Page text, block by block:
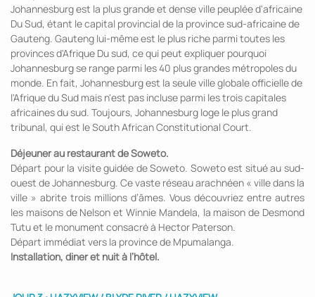
Johannesburg est la plus grande et dense ville peuplée d'africaine
Du Sud, étant le capital provincial de la province sud-africaine de
Gauteng. Gauteng lui-même est le plus riche parmi toutes les
provinces d'Afrique Du sud, ce qui peut expliquer pourquoi
Johannesburg se range parmi les 40 plus grandes métropoles du
monde. En fait, Johannesburg est la seule ville globale officielle de
l'Afrique du Sud mais n'est pas incluse parmi les trois capitales
africaines du sud. Toujours, Johannesburg loge le plus grand
tribunal, qui est le South African Constitutional Court.
Déjeuner au restaurant de Soweto.
Départ pour la visite guidée de Soweto. Soweto est situé au sud-
ouest de Johannesburg. Ce vaste réseau arachnéen « ville dans la
ville » abrite trois millions d’âmes. Vous découvriez entre autres
les maisons de Nelson et Winnie Mandela, la maison de Desmond
Tutu et le monument consacré à Hector Paterson.
Départ immédiat vers la province de Mpumalanga.
Installation, diner et nuit à l’hôtel.